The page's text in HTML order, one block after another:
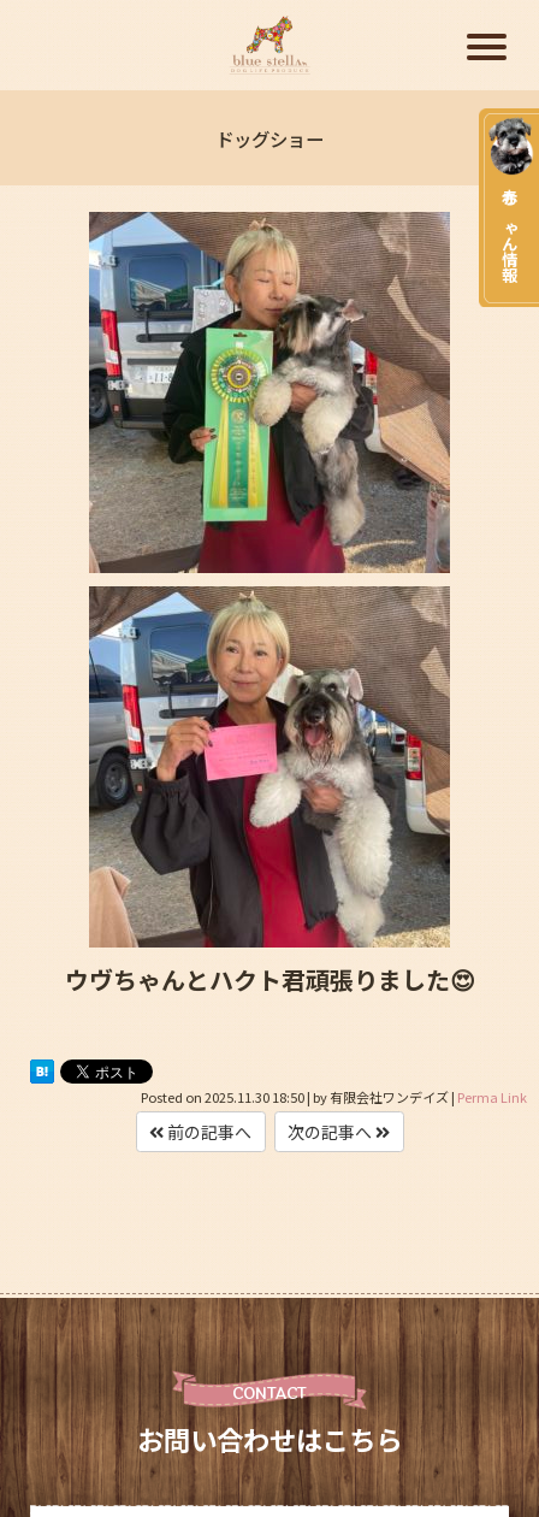
赤ちゃん情報
ドッグショー
ウヴちゃんとハクト君頑張りました😍
Posted on2025.11.30 18:50| by有限会社ワンデイズ| Perma Link
前の記事へ 次の記事へ
CONTACT
お問い合わせはこちら